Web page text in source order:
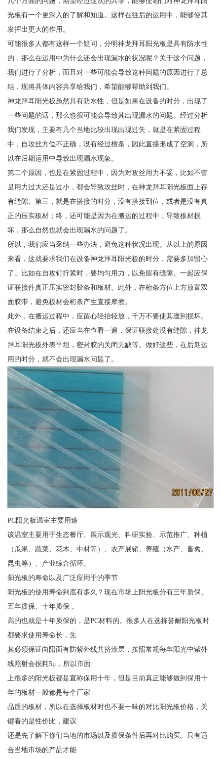
光板有一个更深入的了解和知道。这样在往后的运用中，能够使其
发挥出更大的作用。
可能很多人都有这样一个疑问，分明神龙拜耳阳光板是具有防水性
的，那么在运用中为什么还会出现漏水的状况呢？关于这个问题，
我们进行了分析，而且对一些可能会导致这种问题的原因进行了总
结，现将具体内容共享给我们，希望能够帮助到我们。
神龙拜耳阳光板虽然具有防水性，但是如果在设备的时分，出现了
一些问题的话，那么也很可能会导致其出现漏水的问题。经过分析
我们发现，主要有几个当地比较出现出现过失，就是在紧固过程
中，自攻丝方位不正确，没有经过檀条，因此直接形成了空洞，所
以在后期运用中导致出现漏水现象。
第二个原因，也是在紧固过程中，因为对攻丝用力不妥，比如不管
是用力过大还是过小，都会导致攻丝时，在神龙拜耳阳光板面上存
有缝隙。第三，就是在搭接的时分，没有搭接到位，或者是没有真
正的压实板材；终，还可能是因为在搬运的过程中，导致板材损
坏，那么自然也就会出现漏水的问题了。
所以，我们应当采纳一些办法，避免这种状况出现。从以上的原因
来看，这就要求我们在设备神龙拜耳阳光板的时分，需要多加留心
了。比如在自攻钉拧紧时，要均匀用力，以免留有缝隙。一起应保
证联接件真正压实密封胶条和板材。此外，在桁条方位上方放置双
面胶带，避免板材会桁条产生直接摩擦。
此外，在搬运过程中，应留心轻抬轻放，千万不要使其遭到损坏。
在设备结束之后，还应当在查看一遍，保证联接处没有缝隙，神龙
拜耳阳光板外表平坦，密封胶的关闭无缺等。做好这些，在后期运
用的时分，就不会出现漏水问题了。
PC阳光板温室主要用途
该温室主要用于生态餐厅、展示观光、科研实验、示范推广、种植
（瓜果、蔬菜、花木、中材等）、农产展销、养殖（水产、畜禽、
昆虫等）、产业综合循环。
阳光板的寿命以及广泛应用于的季节
阳光板的使用寿命到底有多久？现在市场上阳光板分有三年质保、
五年质保、十年质保，
高的也就是十年质保的，是PC材料的。很多人在选择誉耐阳光板时
都要求使用寿命长，先
其必须保证向阳面有防紫外线共挤涂层，按照常规每年阳光中紫外
线照射会损耗5μ，所以市面
上很多的阳光板都是宣称保用十年，但是目前真正能够做到保用十
年的板材一般都是每个厂家
品质的板材，所以在选择板材时也不要一味的对比阳光板价格，关
键看的是性价比，建议
还是先了解下你们当地的市场以及质保条件后再对比购买。只有适
合当地市场的产品才能